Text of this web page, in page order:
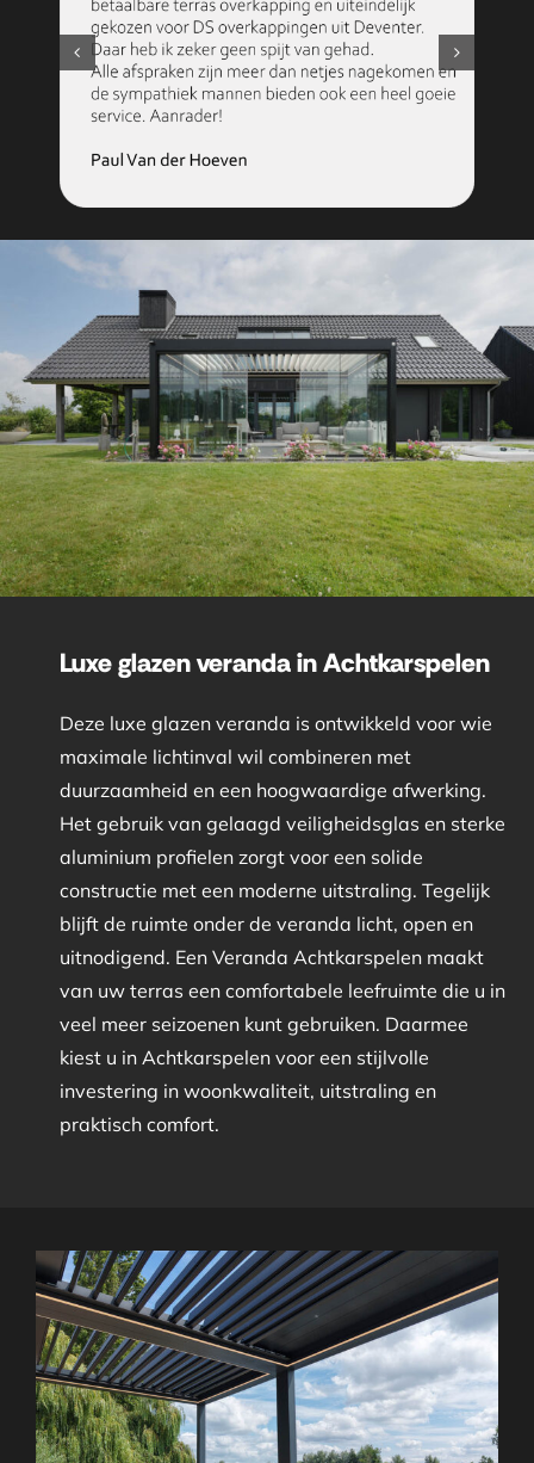
Luxe glazen veranda in Achtkarspelen
Deze luxe glazen veranda is ontwikkeld voor wie
maximale lichtinval wil combineren met
duurzaamheid en een hoogwaardige afwerking.
Het gebruik van gelaagd veiligheidsglas en sterke
aluminium profielen zorgt voor een solide
constructie met een moderne uitstraling. Tegelijk
blijft de ruimte onder de veranda licht, open en
uitnodigend. Een Veranda Achtkarspelen maakt
van uw terras een comfortabele leefruimte die u in
veel meer seizoenen kunt gebruiken. Daarmee
kiest u in Achtkarspelen voor een stijlvolle
investering in woonkwaliteit, uitstraling en
praktisch comfort.